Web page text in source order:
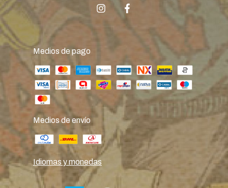
Medios de pago
Medios de envío
Idiomas y monedas